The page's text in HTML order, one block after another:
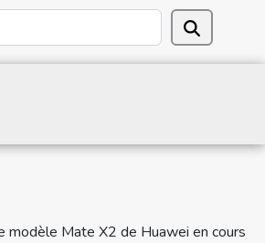
modèle Mate X2 de Huawei en cours